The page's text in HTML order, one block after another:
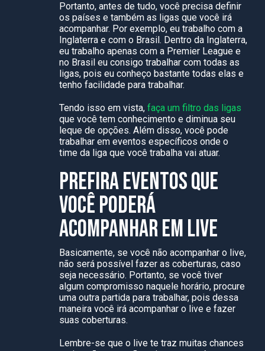
Portanto, antes de tudo, você precisa definir
os países e também as ligas que você irá
acompanhar. Por exemplo, eu trabalho com a
Inglaterra e com o Brasil. Dentro da Inglaterra,
eu trabalho apenas com a Premier League e
no Brasil eu consigo trabalhar com todas as
ligas, pois eu conheço bastante todas elas e
tenho facilidade para trabalhar.
Tendo isso em vista, faça um filtro das ligas
que você tem conhecimento e diminua seu
leque de opções. Além disso, você pode
trabalhar em eventos específicos onde o
time da liga que você trabalha vai atuar.
PREFIRA EVENTOS QUE
VOCÊ PODERÁ
ACOMPANHAR EM LIVE
Basicamente, se você não acompanhar o live,
não será possível fazer as coberturas, caso
seja necessário. Portanto, se você tiver
algum compromisso naquele horário, procure
uma outra partida para trabalhar, pois dessa
maneira você irá acompanhar o live e fazer
suas coberturas.
Lembre-se que o live te traz muitas chances